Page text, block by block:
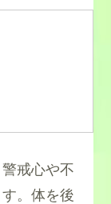
戒心や不
。体を後